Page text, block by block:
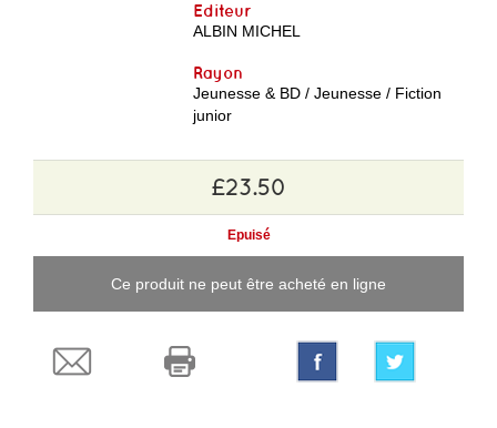
Editeur
ALBIN MICHEL
Rayon
Jeunesse & BD / Jeunesse / Fiction
junior
£23.50
Epuisé
Ce produit ne peut être acheté en ligne